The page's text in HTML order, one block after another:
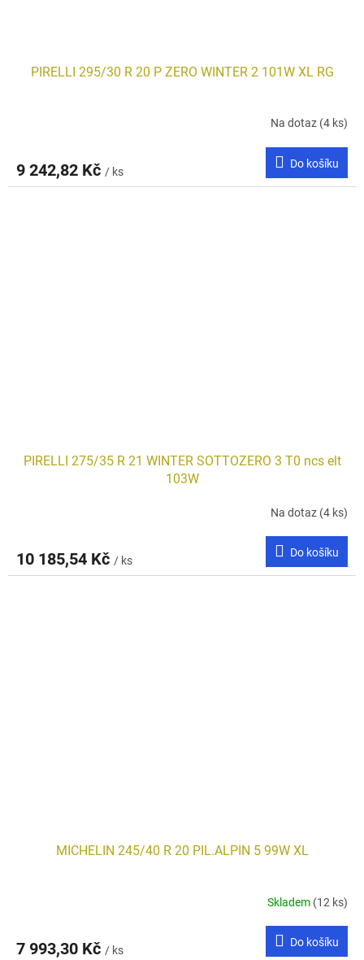
PIRELLI 295/30 R 20 P ZERO WINTER 2 101W XL RG
Na dotaz (4 ks)
9 242,82 Kč / ks
Do košíku
PIRELLI 275/35 R 21 WINTER SOTTOZERO 3 T0 ncs elt
103W
Na dotaz (4 ks)
10 185,54 Kč / ks
Do košíku
MICHELIN 245/40 R 20 PIL.ALPIN 5 99W XL
Skladem (12 ks)
7 993,30 Kč / ks
Do košíku